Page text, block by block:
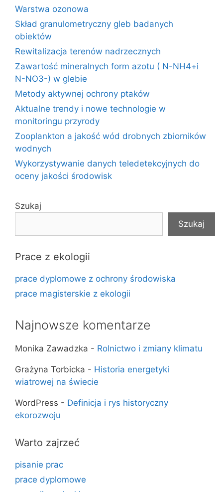
Warstwa ozonowa
Skład granulometryczny gleb badanych
obiektów
Rewitalizacja terenów nadrzecznych
Zawartość mineralnych form azotu ( N-NH4+i
N-NO3-) w glebie
Metody aktywnej ochrony ptaków
Aktualne trendy i nowe technologie w
monitoringu przyrody
Zooplankton a jakość wód drobnych zbiorników
wodnych
Wykorzystywanie danych teledetekcyjnych do
oceny jakości środowisk
Szukaj
Szukaj
Prace z ekologii
prace dyplomowe z ochrony środowiska
prace magisterskie z ekologii
Najnowsze komentarze
Monika Zawadzka - Rolnictwo i zmiany klimatu
Grażyna Torbicka - Historia energetyki
wiatrowej na świecie
WordPress - Definicja i rys historyczny
ekorozwoju
Warto zajrzeć
pisanie prac
prace dyplomowe